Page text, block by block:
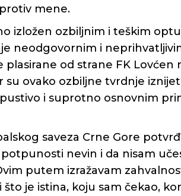
mene.
izložen ozbiljnim i teškim
neodgovornim i
od strane FK Lovćen
su ovako ozbiljne tvrdnje
i suprotno osnovnim
saveza Crne Gore
nevin i da nisam
putem izražavam
je istina, koju sam čekao,